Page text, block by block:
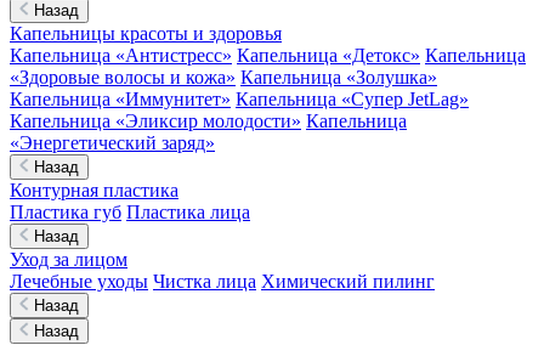
Назад
Капельницы красоты и здоровья
Капельница «Антистресс» Капельница «Детокс» Капельница
«Здоровые волосы и кожа» Капельница «Золушка»
Капельница «Иммунитет» Капельница «Супер JetLag»
Капельница «Эликсир молодости» Капельница
«Энергетический заряд»
Назад
Контурная пластика
Пластика губ Пластика лица
Назад
Уход за лицом
Лечебные уходы Чистка лица Химический пилинг
Назад
Назад